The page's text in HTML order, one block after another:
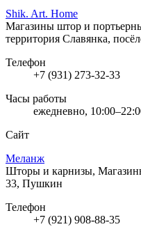
Shik. Art. Home
Магазины штор и
территория Славянка,
Телефон
+7 (931) 273-32-33
Часы работы
ежедневно,
Сайт
Меланж
Шторы и карнизы,
33, Пушкин
Телефон
+7 (921) 908-88-35